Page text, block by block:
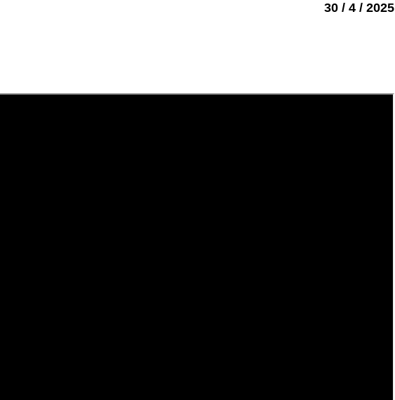
2025 / 4 / 30